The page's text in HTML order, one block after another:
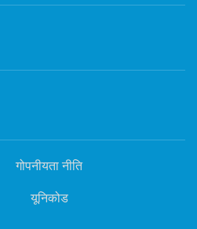
गोपनीयता नीति
यूनिकोड